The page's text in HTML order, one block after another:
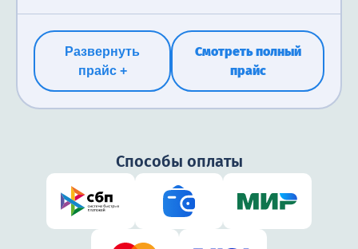
2100₽
Развернуть
прайс +
Смотреть полный
прайс
Способы оплаты